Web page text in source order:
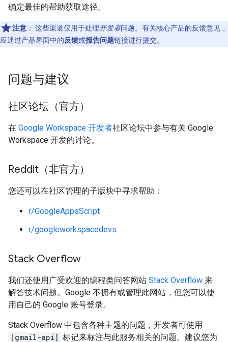
确定最佳的帮助获取途径。
注意 ： 这些渠道仅用于处理开发者问题。有关核心产品的反馈意见，
应通过产品界面中的反馈或报告问题链接进行提交。
问题与建议
社区论坛（官方）
在 Google Workspace 开发者社区论坛中参与有关 Google
Workspace 开发的讨论。
Reddit（非官方）
您还可以在社区管理的子版块中寻求帮助：
r/GoogleAppsScript
r/googleworkspacedevs
Stack Overflow
我们还使用广受欢迎的编程类问答网站 Stack Overflow 来
解答技术问题。Google 不拥有或管理此网站，但您可以使
用自己的 Google 账号登录。
Stack Overflow 中包含各种主题的问题，开发者可使用
[gmail-api] 标记来标注与此服务相关的问题。建议您为